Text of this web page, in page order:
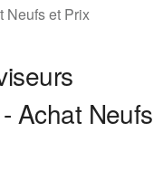
Neufs et Prix
Achat Neufs